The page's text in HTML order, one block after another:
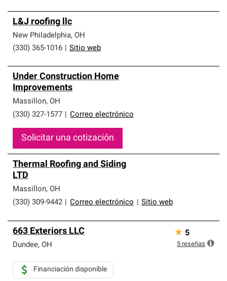
L&J roofing llc
New Philadelphia, OH
(330) 365-1016
Sitio web
Under Construction Home
Improvements
Massillon, OH
(330) 327-1577
Correo electrónico
Solicitar una cotización
Thermal Roofing and Siding
LTD
Massillon, OH
(330) 309-9442
Correo electrónico Sitio web
663 Exteriors LLC
Dundee, OH
Financiación disponible
★ 5
5 reseñas